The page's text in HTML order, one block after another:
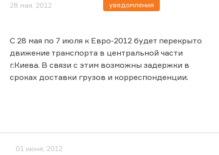
28 мая, 2012 уведомления
С 28 мая по 7 июля к Евро-2012 будет перекрыто
движение транспорта в центральной части
г.Киева. В связи с этим возможны задержки в
сроках доставки грузов и корреспонденции.
01 июня, 2012